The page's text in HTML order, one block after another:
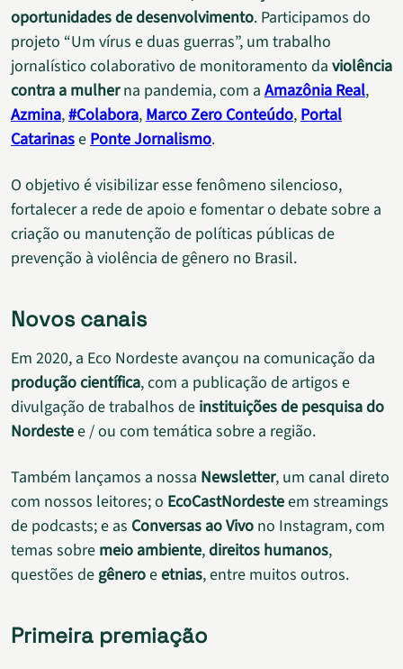
oportunidades de desenvolvimento. Participamos do
projeto “Um vírus e duas guerras”, um trabalho
jornalístico colaborativo de monitoramento da violência
contra a mulherna pandemia, com a Amazônia Real,
Azmina,#Colabora, Marco Zero Conteúdo, Portal
Catarinase Ponte Jornalismo.
O objetivo é visibilizar esse fenômeno silencioso,
fortalecer a rede de apoio e fomentar o debate sobre a
criação ou manutenção de políticas públicas de
prevenção à violência de gênero no Brasil.
Novos canais
Em 2020, a Eco Nordeste avançou na comunicação da
produção científica, com a publicação de artigos e
divulgação de trabalhos de instituições de pesquisa do
Nordestee / ou com temática sobre a região.
Também lançamos a nossa Newsletter, um canal direto
com nossos leitores; o EcoCastNordesteem streamings
de podcasts; e as Conversas ao Vivo no Instagram, com
temas sobre meio ambiente,direitos humanos,
questões de gêneroeetnias, entre muitos outros.
Primeira premiação